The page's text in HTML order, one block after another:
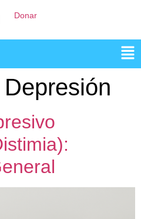
Donar
Depresión